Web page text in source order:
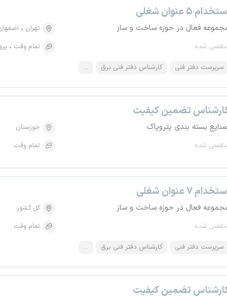
۵ عنوان شغلی
فعال در حوزه ساخت و ساز
شده
تهران
تمام وقت
سرپرست دفتر فنی کارشناس دفتر فنی برق ...
تضمین کیفیت
بسته بندی پتروپاک
شده
خوزستان
تمام وقت
۷ عنوان شغلی
فعال در حوزه ساخت و ساز
شده
کل کشور
تمام وقت
سرپرست دفتر فنی کارشناس دفتر فنی برق ...
تضمین کیفیت